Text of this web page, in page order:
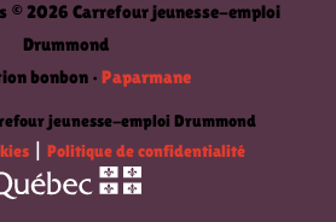
© 2026 Carrefour jeunesse-emploi
Drummond
bonbon • Paparmane
jeunesse-emploi Drummond
Politique de confidentialité